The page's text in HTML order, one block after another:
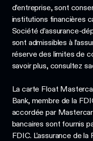
d’entreprise, sont
institutions financières
Société d’assurance-
sont admissibles à
réserve des limites de
savoir plus, consultez
La carte Float
Bank, membre de la
accordée par
bancaires sont fournis
FDIC. L’assurance de